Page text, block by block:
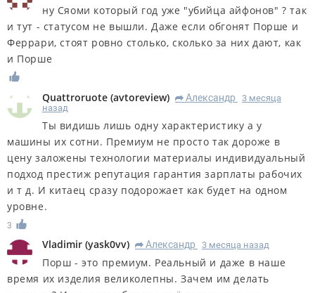
ну Сяоми который год уже "убийца айфонов" ? так
и тут - статусом не вышли. Даже если обгонят Порше и
Феррари, стоят ровно столько, сколько за них дают, как
и Порше
Quattroruote (avtoreview) R Александр
3 месяца
назад
Ты видишь лишь одну характеристику а у
машины их сотни. Премиум не просто так дороже в
цену заложены технологии материалы индивидуальный
подход престиж репутация гарантия зарплаты рабочих
и т д. И китаец сразу подорожает как будет на одном
уровне.
3
Vladimir (yask0vv) R Александр 3 месяца назад
Порш - это премиум. Реальный и даже в наше
время их изделия великолепны. Зачем им делать